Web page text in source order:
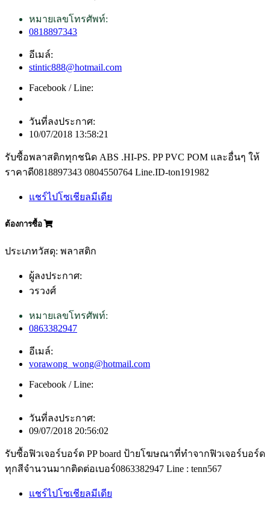
หมายเลขโทรศัพท์:
0818897343
อีเมล์:
stintic888@hotmail.com
Facebook / Line:
วันที่ลงประกาศ:
10/07/2018 13:58:21
รับซื้อพลาสติกทุกชนิด ABS .HI-PS. PP PVC POM และอื่นๆ ให้
ราคาดี0818897343 0804550764 Line.ID-ton191982
แชร์ไปโซเชียลมีเดีย
ต้องการซื้อ
ประเภทวัสดุ: พลาสติก
ผู้ลงประกาศ:
วรวงศ์
หมายเลขโทรศัพท์:
0863382947
อีเมล์:
vorawong_wong@hotmail.com
Facebook / Line:
วันที่ลงประกาศ:
09/07/2018 20:56:02
รับซื้อฟิวเจอร์บอร์ด PP board ป้ายโฆษณาที่ทำจากฟิวเจอร์บอร์ด
ทุกสีจำนวนมากติดต่อเบอร์0863382947 Line : tenn567
แชร์ไปโซเชียลมีเดีย